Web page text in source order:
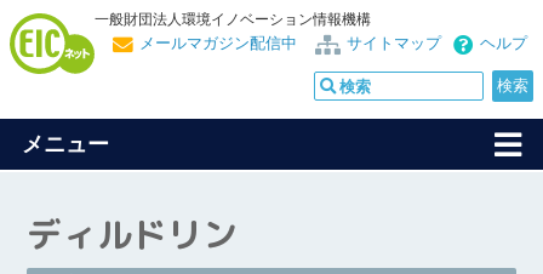
一般財団法人環境イノベーション情報機構
ヘルプ
サイトマップ
メールマガジン配信中
メニュー
ディルドリン